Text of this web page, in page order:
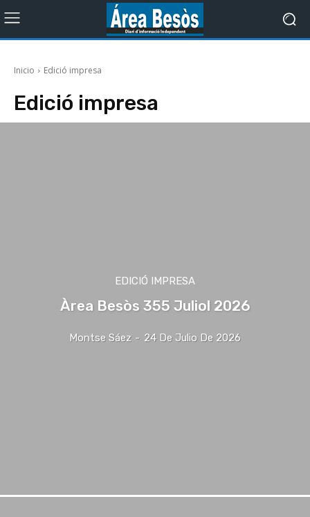
Inicio Edició impresa
Edició impresa
EDICIÓ IMPRESA
Àrea Besòs 355 Juliol 2026
Montse Sáez - 24 De Julio De 2026